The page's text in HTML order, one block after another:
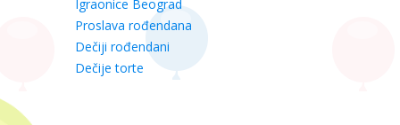
Igraonice Beograd
Proslava rođendana
Dečiji rođendani
Dečije torte